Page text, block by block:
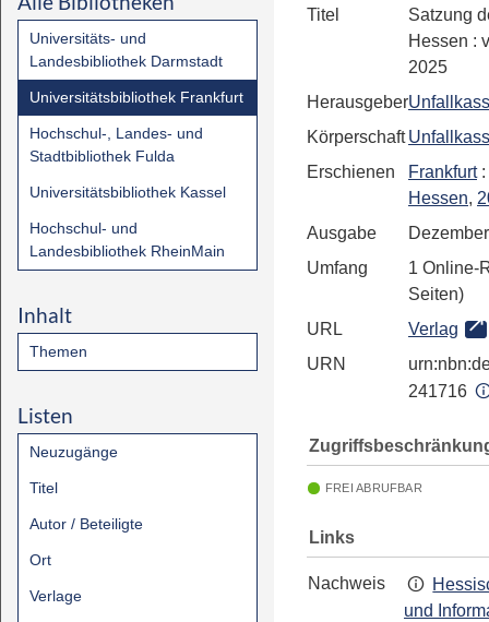
Universitäts- und
Landesbibliothek Darmstadt
Universitätsbibliothek Frankfurt
Hochschul-, Landes- und
Stadtbibliothek Fulda
Universitätsbibliothek Kassel
Hochschul- und
Landesbibliothek RheinMain
Inhalt
Themen
Listen
Neuzugänge
Titel
Autor / Beteiligte
Ort
Verlage
Titel
Satzung
Hessen :
2025
Herausgeber
Körperschaft
Erschienen
Frankfurt:
Hessen,
Ausgabe
Umfang
1 Online-
Seiten)
URL
Verlag
URN
241716
FREI ABRUFBAR
Links
Nachweis
und